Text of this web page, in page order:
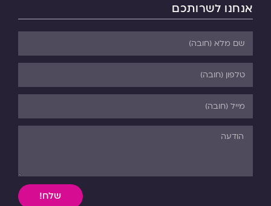
אנחנו לשרותכם
שלח!